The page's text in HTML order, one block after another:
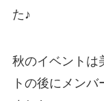
た♪
秋のイベントは
トの後にメン